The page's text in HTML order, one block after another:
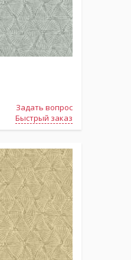
Задать вопрос
Быстрый заказ